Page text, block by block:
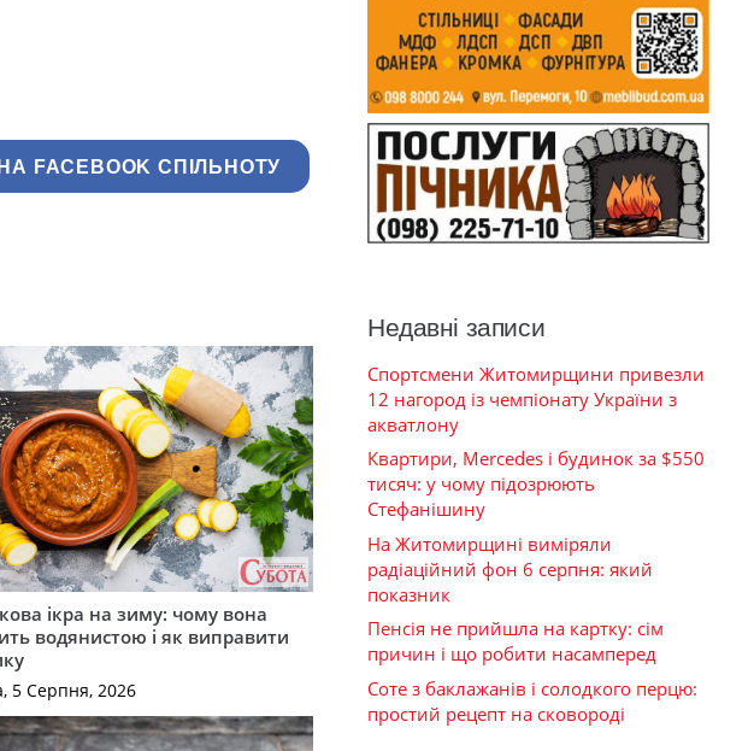
FACEBOOK СПІЛЬНОТУ
ікра на зиму: чому вона
водянистою і як виправити
5 Серпня, 2026
Недавні записи
Спортсмени Житомирщини привезли
12 нагород із чемпіонату України з
акватлону
Квартири, Mercedes і будинок за $550
тисяч: у чому підозрюють
Стефанішину
На Житомирщині виміряли
радіаційний фон 6 серпня: який
показник
Пенсія не прийшла на картку: сім
причин і що робити насамперед
Соте з баклажанів і солодкого перцю:
простий рецепт на сковороді